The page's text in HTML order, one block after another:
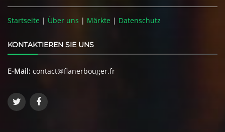
Startseite | Über uns | Märkte | Datenschutz
KONTAKTIEREN SIE UNS
E-Mail: contact@flanerbouger.fr